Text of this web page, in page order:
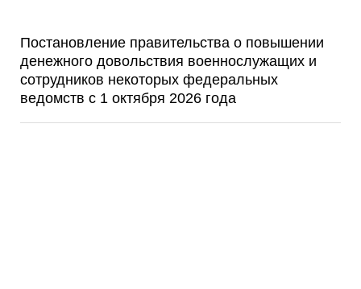
Постановление правительства о повышении
денежного довольствия военнослужащих и
сотрудников некоторых федеральных
ведомств с 1 октября 2026 года